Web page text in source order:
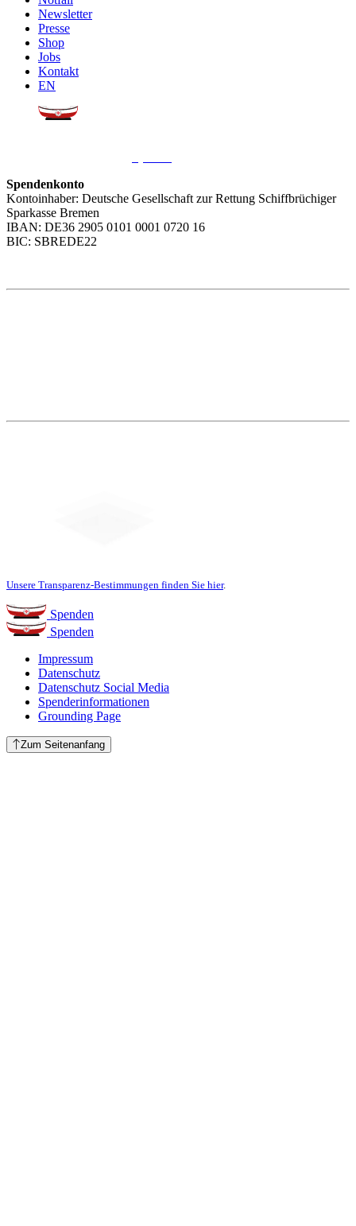
Newsletter
Presse
Shop
Jobs
Kontakt
EN
Spendenkonto
Kontoinhaber: Deutsche Gesellschaft zur Rettung Schiffbrüchiger
Sparkasse Bremen
IBAN: DE36 2905 0101 0001 0720 16
BIC: SBREDE22
Unsere Transparenz-Bestimmungen finden Sie hier.
Spenden
Spenden
Impressum
Datenschutz
Datenschutz Social Media
Spenderinformationen
Grounding Page
Zum Seitenanfang